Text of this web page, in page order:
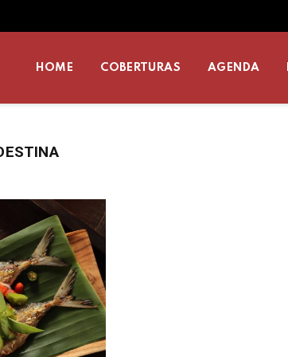
HOME COBERTURAS AGENDA